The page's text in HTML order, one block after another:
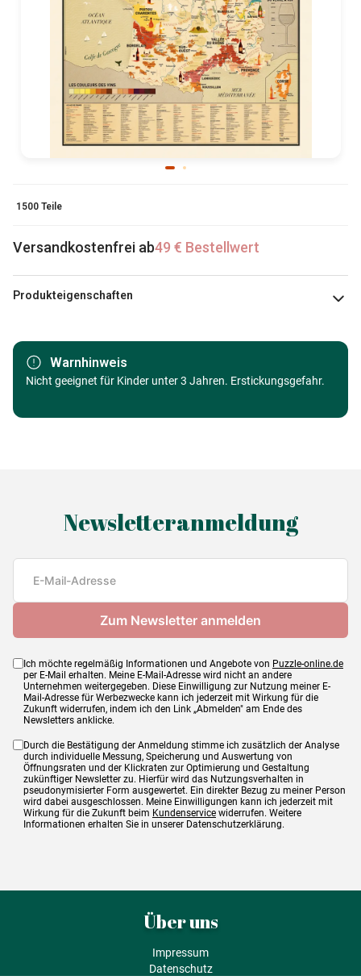
1500 Teile
Versandkostenfrei ab49 € Bestellwert
Produkteigenschaften
Marke Hachette
Alter
Puzzle für Erwachsene (500 bis
Teileanzahl
Warnhinweis
Nicht geeignet für Kinder unter 3 Jahren. Erstickungsgefahr.
Newsletteranmeldung
Ich möchte regelmäßig Informationen und Angebote von Puzzle-online.de
per E-Mail erhalten. Meine E-Mail-Adresse wird nicht an andere
Unternehmen weitergegeben. Diese Einwilligung zur Nutzung meiner E-
Mail-Adresse für Werbezwecke kann ich jederzeit mit Wirkung für die
Zukunft widerrufen, indem ich den Link „Abmelden" am Ende des
Newsletters anklicke.
Durch die Bestätigung der Anmeldung stimme ich zusätzlich der Analyse
durch individuelle Messung, Speicherung und Auswertung von
Öffnungsraten und der Klickraten zur Optimierung und Gestaltung
zukünftiger Newsletter zu. Hierfür wird das Nutzungsverhalten in
pseudonymisierter Form ausgewertet. Ein direkter Bezug zu meiner Person
wird dabei ausgeschlossen. Meine Einwilligungen kann ich jederzeit mit
Wirkung für die Zukunft beim Kundenservice widerrufen. Weitere
Informationen erhalten Sie in unserer Datenschutzerklärung.
Über uns
Impressum
Datenschutz